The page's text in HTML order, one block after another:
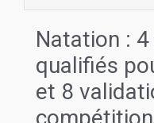
Natation :
qualifiés
et 8